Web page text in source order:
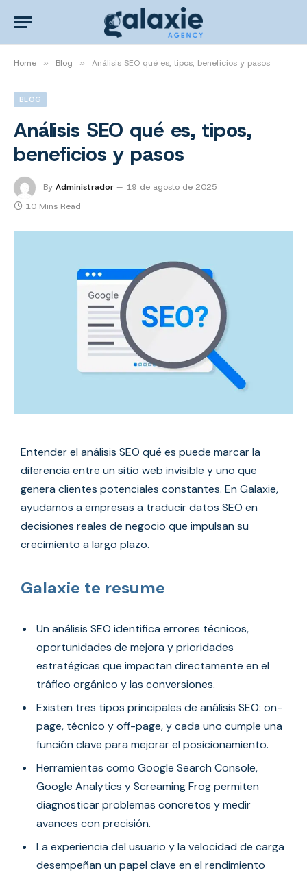
Home » Blog » Análisis SEO qué es, tipos, beneficios y pasos
BLOG
Análisis SEO qué es, tipos,
beneficios y pasos
By Administrador
19 de agosto de 2025
10 Mins Read
Entender el análisis SEO qué es puede marcar la
diferencia entre un sitio web invisible y uno que
genera clientes potenciales constantes. En Galaxie,
ayudamos a empresas a traducir datos SEO en
decisiones reales de negocio que impulsan su
crecimiento a largo plazo.
Galaxie te resume
Un análisis SEO identifica errores técnicos,
oportunidades de mejora y prioridades
estratégicas que impactan directamente en el
tráfico orgánico y las conversiones.
Existen tres tipos principales de análisis SEO: on-
page, técnico y off-page, y cada uno cumple una
función clave para mejorar el posicionamiento.
Herramientas como Google Search Console,
Google Analytics y Screaming Frog permiten
diagnosticar problemas concretos y medir
avances con precisión.
La experiencia del usuario y la velocidad de carga
desempeñan un papel clave en el rendimiento